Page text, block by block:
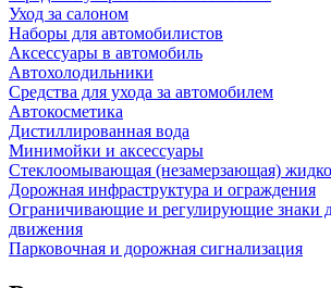
Уход за салоном
Наборы для автомобилистов
Аксессуары в автомобиль
Автохолодильники
Средства для ухода за автомобилем
Автокосметика
Дистиллированная вода
Минимойки и аксессуары
Стеклоомывающая (незамерзающая)
Дорожная инфраструктура и ограждения
Ограничивающие и регулирующие знаки
движения
Парковочная и дорожная сигнализация